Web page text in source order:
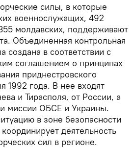
силы, в которые
военнослужащих, 492
молдавских, поддерживают
Объединенная контрольная
в соответствии с
соглашением о принципах
приднестровского
1992 года. В нее входят
и Тирасполя, от России, а
миссии ОБСЕ и Украины.
в зоне безопасности
деятельность
сил в регионе.